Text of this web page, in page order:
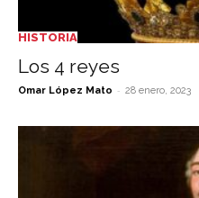
HISTORIA
Los 4 reyes
Omar López Mato - 28 enero, 2023